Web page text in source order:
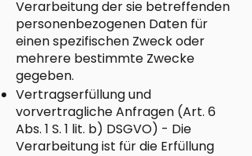
Verarbeitung der sie betreffenden
personenbezogenen Daten für
einen spezifischen Zweck oder
mehrere bestimmte Zwecke
gegeben.
Vertragserfüllung und
vorvertragliche Anfragen (Art. 6
Abs. 1 S. 1 lit. b) DSGVO) - Die
Verarbeitung ist für die Erfüllung